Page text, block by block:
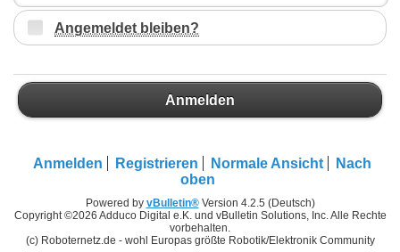
Angemeldet bleiben?
Anmelden
Anmelden Registrieren Normale Ansicht
Nach
oben
Powered by vBulletin®Version 4.2.5 (Deutsch)
Copyright ©2026 Adduco Digital e.K. und vBulletin Solutions, Inc. Alle Rechte
vorbehalten.
(c) Roboternetz.de - wohl Europas größte Robotik/Elektronik Community